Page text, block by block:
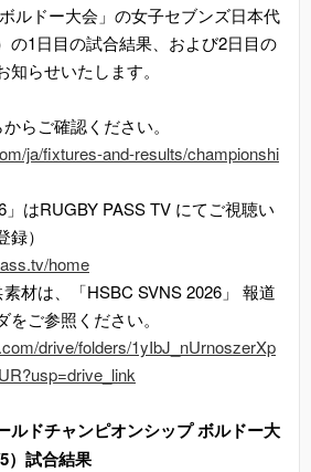
ルドー大会」の女子セブンズ日本代
の1日目の試合結果、および2日目の
らせいたします。
らご確認ください。
ja/fixtures-and-results/championshi
はRUGBY PASS TV にてご視聴い
）
home
材は、「HSBC SVNS 2026」 報道
ご参照ください。
drive/folders/1yIbJ_nUrnoszerXp
ルドチャンピオンシップ ボルドー大
5）試合結果